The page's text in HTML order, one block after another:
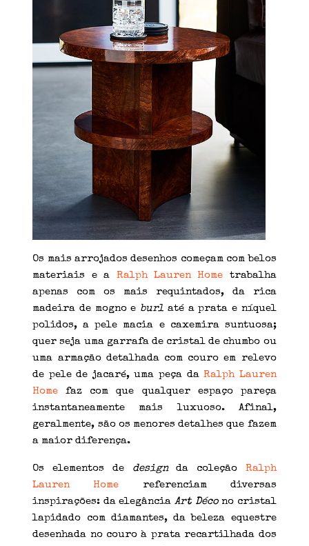
Os mais arrojados desenhos começam com belos
materiais e a Ralph Lauren Home trabalha
apenas com os mais requintados, da rica
madeira de mogno e burl até a prata e níquel
polidos, a pele macia e caxemira suntuosa;
quer seja uma garrafa de cristal de chumbo ou
uma armação detalhada com couro em relevo
de pele de jacaré, uma peça daRalph Lauren
Home faz com que qualquer espaço pareça
instantaneamente mais luxuoso. Afinal,
geralmente, são os menores detalhes que fazem
a maior diferença.
Os elementos de designda coleção Ralph
Lauren Home referenciam diversas
inspirações: da elegância Art Décono cristal
lapidado com diamantes, da beleza equestre
desenhada no couro à prata recartilhada dos